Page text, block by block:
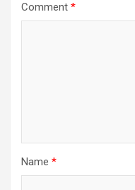
Comment *
Name *